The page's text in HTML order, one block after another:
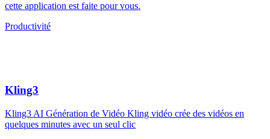
cette application est faite pour vous.
Productivité
Kling3
Kling3 AI Génération de Vidéo Kling vidéo crée des vidéos en
quelques minutes avec un seul clic